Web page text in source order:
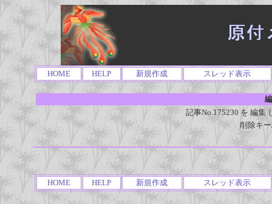
HOME HELP 新規作成 スレッド表示
記事No.175230 を 編集
削除キ
HOME HELP 新規作成 スレッド表示